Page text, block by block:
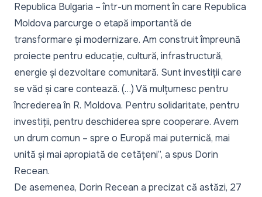
Republica Bulgaria – într-un moment în care Republica
Moldova parcurge o etapă importantă de
transformare și modernizare. Am construit împreună
proiecte pentru educație, cultură, infrastructură,
energie și dezvoltare comunitară. Sunt investiții care
se văd și care contează. (…) Vă mulțumesc pentru
încrederea în R. Moldova. Pentru solidaritate, pentru
investiții, pentru deschiderea spre cooperare. Avem
un drum comun – spre o Europă mai puternică, mai
unită și mai apropiată de cetățeni”, a spus Dorin
Recean.
De asemenea, Dorin Recean a precizat că astăzi, 27